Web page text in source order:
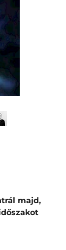
majd,